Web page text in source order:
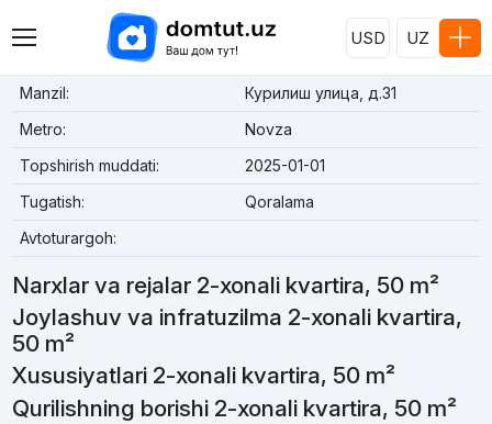
USD UZ
Manzil:
Курилиш улица, д.31
Metro:
Novza
Topshirish muddati:
2025-01-01
Tugatish:
Qoralama
Avtoturargoh:
Narxlar va rejalar 2-xonali kvartira, 50 m²
Joylashuv va infratuzilma 2-xonali kvartira,
50 m²
Xususiyatlari 2-xonali kvartira, 50 m²
Qurilishning borishi 2-xonali kvartira, 50 m²